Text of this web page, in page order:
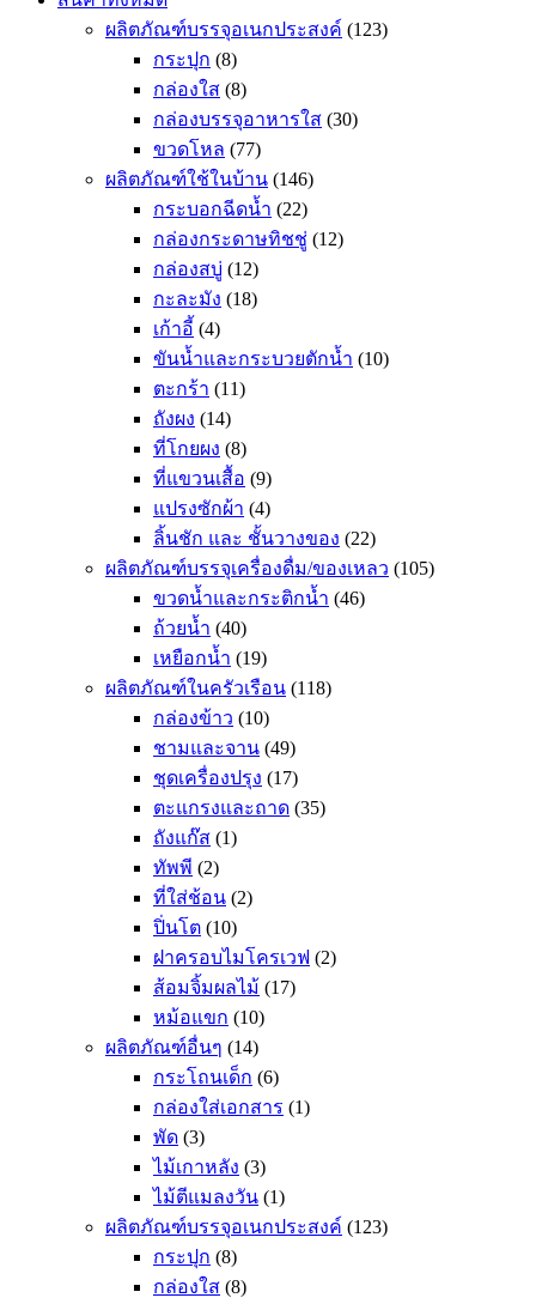
ผลิตภัณฑ์บรรจุอเนกประสงค์ (123)
กระปุก (8)
กล่องใส (8)
กล่องบรรจุอาหารใส (30)
ขวดโหล (77)
ผลิตภัณฑ์ใช้ในบ้าน (146)
กระบอกฉีดน้ำ (22)
กล่องกระดาษทิชชู่ (12)
กล่องสบู่ (12)
กะละมัง (18)
เก้าอี้ (4)
ขันน้ำและกระบวยตักน้ำ (10)
ตะกร้า (11)
ถังผง (14)
ที่โกยผง (8)
ที่แขวนเสื้อ (9)
แปรงซักผ้า (4)
ลิ้นชัก และ ชั้นวางของ (22)
ผลิตภัณฑ์บรรจุเครื่องดื่ม/ของเหลว (105)
ขวดน้ำและกระติกน้ำ (46)
ถ้วยน้ำ (40)
เหยือกน้ำ (19)
ผลิตภัณฑ์ในครัวเรือน (118)
กล่องข้าว (10)
ชามและจาน (49)
ชุดเครื่องปรุง (17)
ตะแกรงและถาด (35)
ถังแก๊ส (1)
ทัพพี (2)
ที่ใส่ช้อน (2)
ปิ่นโต (10)
ฝาครอบไมโครเวฟ (2)
ส้อมจิ้มผลไม้ (17)
หม้อแขก (10)
ผลิตภัณฑ์อื่นๆ (14)
กระโถนเด็ก (6)
กล่องใส่เอกสาร (1)
พัด (3)
ไม้เกาหลัง (3)
ไม้ตีแมลงวัน (1)
ผลิตภัณฑ์บรรจุอเนกประสงค์ (123)
กระปุก (8)
กล่องใส (8)